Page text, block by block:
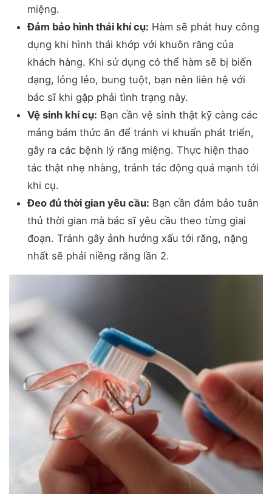
miệng.
Đảm bảo hình thái khí cụ: Hàm sẽ phát huy công
dụng khi hình thái khớp với khuôn răng của
khách hàng. Khi sử dụng có thể hàm sẽ bị biến
dạng, lỏng lẻo, bung tuột, bạn nên liên hệ với
bác sĩ khi gặp phải tình trạng này.
Vệ sinh khí cụ: Bạn cần vệ sinh thật kỹ càng các
mảng bám thức ăn để tránh vi khuẩn phát triển,
gây ra các bệnh lý răng miệng. Thực hiện thao
tác thật nhẹ nhàng, tránh tác động quá mạnh tới
khi cụ.
Đeo đủ thời gian yêu cầu: Bạn cần đảm bảo tuân
thủ thời gian mà bác sĩ yêu cầu theo từng giai
đoạn. Tránh gây ảnh hưởng xấu tới răng, nặng
nhất sẽ phải niềng răng lần 2.